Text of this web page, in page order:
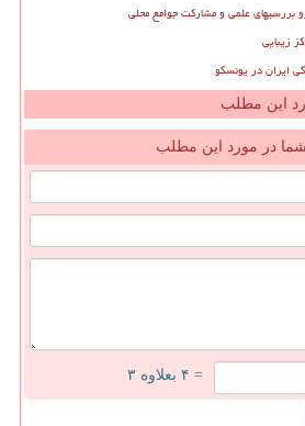
بررسیهای علمی و مشارکت جوامع محلی
زیبایی
ایران در یونسکو
این مطلب
در مورد این مطلب
= ۴ بعلاوه ۳